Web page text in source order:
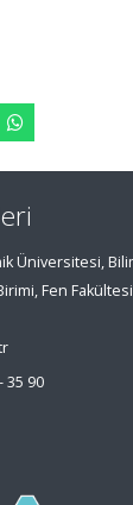
Üniversitesi,
Fen
35 90